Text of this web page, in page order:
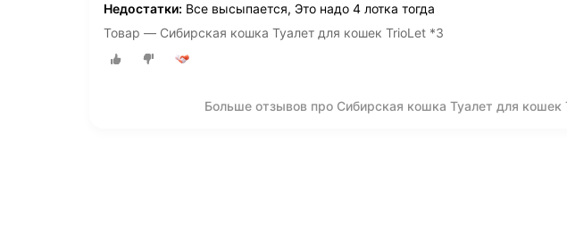
Недостатки: Все высыпается, Это надо 4 лотка тогда
Товар — Сибирская кошка Туалет для кошек TrioLet *3
Больше отзывов про Сибирская кошка Туалет для кошек